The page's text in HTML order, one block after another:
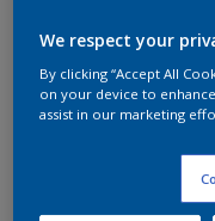
We respect your
By clicking “Accept All
on your device to
assist in our marketing